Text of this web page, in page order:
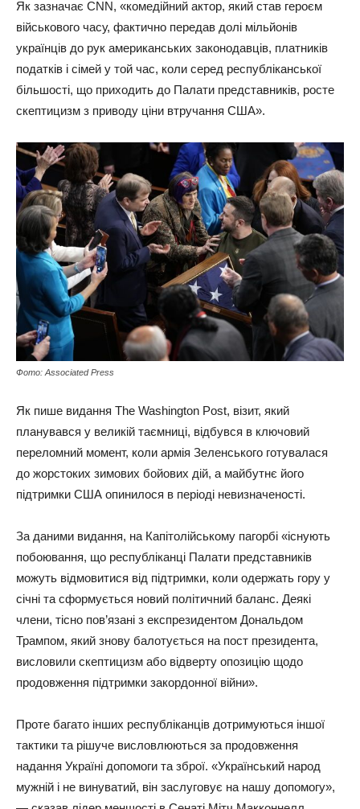
Як зазначає CNN, «комедійний актор, який став героєм
військового часу, фактично передав долі мільйонів
українців до рук американських законодавців, платників
податків і сімей у той час, коли серед республіканської
більшості, що приходить до Палати представників, росте
скептицизм з приводу ціни втручання США».
Фото: Associated Press
Як пише видання The Washington Post, візит, який
планувався у великій таємниці, відбувся в ключовий
переломний момент, коли армія Зеленського готувалася
до жорстоких зимових бойових дій, а майбутнє його
підтримки США опинилося в періоді невизначеності.
За даними видання, на Капітолійському пагорбі «існують
побоювання, що республіканці Палати представників
можуть відмовитися від підтримки, коли одержать гору у
січні та сформується новий політичний баланс. Деякі
члени, тісно пов’язані з експрезидентом Дональдом
Трампом, який знову балотується на пост президента,
висловили скептицизм або відверту опозицію щодо
продовження підтримки закордонної війни».
Проте багато інших республіканців дотримуються іншої
тактики та рішуче висловлюються за продовження
надання Україні допомоги та зброї. «Український народ
мужній і не винуватий, він заслуговує на нашу допомогу»,